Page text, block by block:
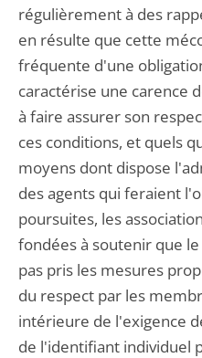
régulièrement à des
en résulte que cette
fréquente d'une
caractérise une carence
à faire assurer son
ces conditions, et quels
moyens dont dispose
des agents qui feraient
poursuites, les
fondées à soutenir que
pas pris les mesures
du respect par les
intérieure de l'exigence
de l'identifiant individuel